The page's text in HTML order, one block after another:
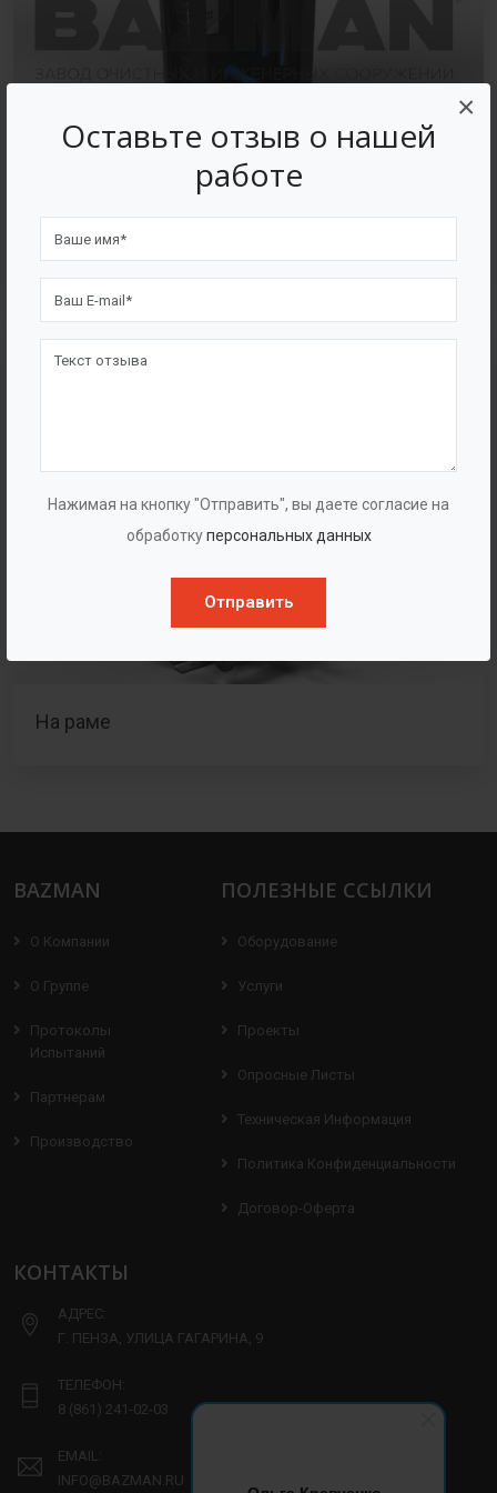
Оставьте отзыв о нашей
работе
Нажимая на кнопку "Отправить", вы даете согласие на
обработкуперсональных данных
Отправить
×
На раме
BAZMAN
О Компании
О Группе
Протоколы
Испытаний
Партнерам
Производство
ПОЛЕЗНЫЕ ССЫЛКИ
Оборудование
Услуги
Проекты
Опросные Листы
Техническая Информация
Политика Конфиденциальности
Договор-Оферта
КОНТАКТЫ
АДРЕС:
Г. ПЕНЗА, УЛИЦА ГАГАРИНА, 9
ТЕЛЕФОН:
8 (861) 241-02-03
EMAIL:
INFO@BAZMAN.RU